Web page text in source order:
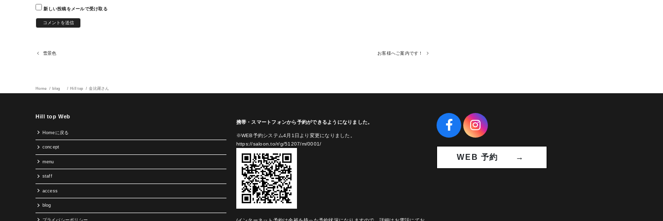
新しい投稿をメールで受け取る
雪景色 お客様へご案内です！
Home blog Hill top 金比羅さん
Hill top Web
Homeに戻る
concept
menu
staff
access
blog
プライバシーポリシー
携帯・スマートフォンから予約ができるようになりました。
※WEB予約システム4月1日より変更になりました。
https://saloon.to/r/g/51207/m/0001/
WEB 予約 →